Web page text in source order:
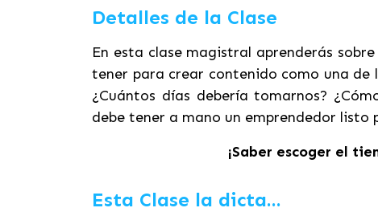
Detalles de la Clase
En esta clase magistral aprenderás
tener para crear contenido como una de
¿Cuántos días debería tomarnos?
debe tener a mano un emprendedor listo
¡Saber escoger el
Esta Clase la dicta...